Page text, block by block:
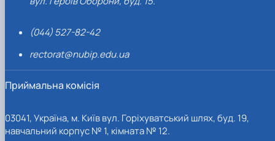
(044) 527-82-42
rectorat@nubip.edu.ua
Приймальна комісія
03041, Україна, м. Київ вул. Горіхуватський шлях, буд. 19,
навчальний корпус № 1, кімната № 12.